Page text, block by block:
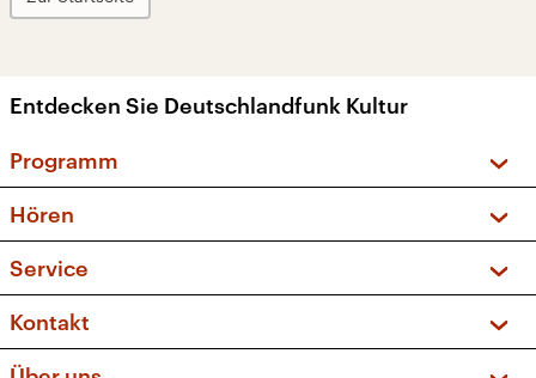
Entdecken Sie Deutschlandfunk Kultur
Programm
Sendungen und Podcasts
Musikliste
Kakadu – Das Kinderprogramm
Hören
Frequenzen (UKW + DAB+)
Service
FAQ
Apps
Kontakt